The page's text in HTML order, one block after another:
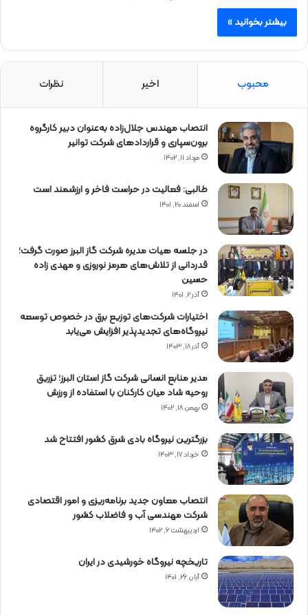
بیشتر بخوانید »
محبوب اخیر نظرات
انتصاب مهندس جلال‌زاده به‌عنوان دبیر كارگروه
برون‌سپاری و قراردادهای شركت توانیر
مرداد ۱۱, ۱۴۰۲
طالبی: فعالیت در حراست فاخر و ارزشمند است
اسفند ۲۰, ۱۴۰۱
در جلسه هیات مدیره شرکت گاز البرز صورت گرفت؛
قدردانی از تلاش‌های هرمز نوروزی و مهدی زاده
حسین
آذر ۲, ۱۴۰۱
اختیارات شرکت‌های توزیع برق در خصوص توسعه
نیروگاه‌های تجدیدپذیر افزایش می‌یابد
آذر ۱۸, ۱۴۰۳
مدیر منابع انسانی شرکت گاز استان البرز؛ تزریق
روحیه شاد میان کارکنان با استفاده از ورزش
بهمن ۱۸, ۱۴۰۲
بزرگترین نیروگاه بادی شرق کشور افتتاح شد
خرداد ۱۷, ۱۴۰۳
انتصاب معاون جدید برنامه‌ریزی و امور اقتصادی
شرکت مهندسی آب و فاضلاب کشور
اردیبهشت ۶, ۱۴۰۲
تاریخچه نیروگاه خورشیدی در ایران
آبان ۲۶, ۱۴۰۱